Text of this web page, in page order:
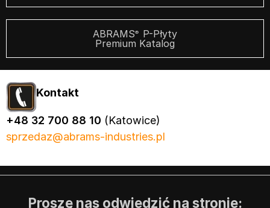
ABRAMS®
P-Płyty
Premium Katalog
Kontakt
+48 32 700 88 10 (Katowice)
sprzedaz@abrams-industries.pl
Proszę nas odwiedzić na stronie: